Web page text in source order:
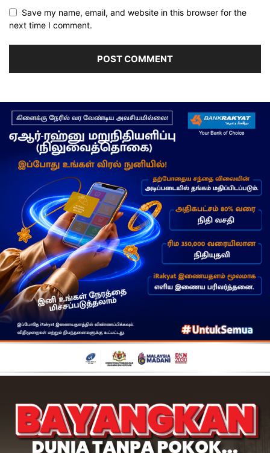
Save my name, email, and website in this browser for the
next time I comment.